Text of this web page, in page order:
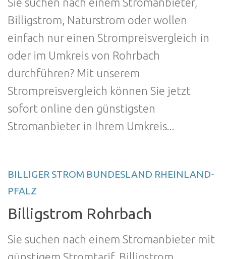
Billigstrom, Naturstrom oder wollen
einfach nur einen Strompreisvergleich in
oder im Umkreis von Rohrbach
durchführen? Mit unserem
Strompreisvergleich können Sie jetzt
sofort online den günstigsten
Stromanbieter in Ihrem Umkreis...
BILLIGER STROM BUNDESLAND RHEINLAND-
PFALZ
Billigstrom Rohrbach
Sie suchen nach einem Stromanbieter mit